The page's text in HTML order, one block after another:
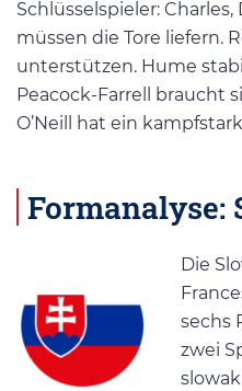
Schlüsselspieler:
müssen die Tore liefern.
unterstützen. Hume
Peacock-Farrell braucht
O’Neill hat ein
Formanalyse:
Die
sechs
zwei